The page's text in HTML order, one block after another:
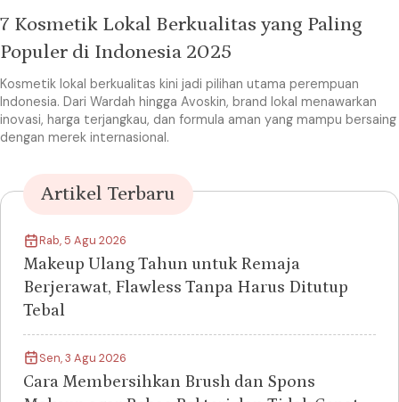
7 Kosmetik Lokal Berkualitas yang Paling
Populer di Indonesia 2025
Kosmetik lokal berkualitas kini jadi pilihan utama perempuan
Indonesia. Dari Wardah hingga Avoskin, brand lokal menawarkan
inovasi, harga terjangkau, dan formula aman yang mampu bersaing
dengan merek internasional.
Artikel Terbaru
Rab, 5 Agu 2026
Makeup Ulang Tahun untuk Remaja
Berjerawat, Flawless Tanpa Harus Ditutup
Tebal
Sen, 3 Agu 2026
Cara Membersihkan Brush dan Spons